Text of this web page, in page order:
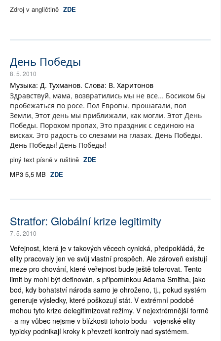
Zdroj v angličtině ZDE
День Победы
8. 5. 2010
Музыка: Д. Тухманов. Слова: В. Харитонов
Здравствуй, мама, возвратились мы не все... Босиком бы
пробежаться по росе. Пол Европы, прошагали, пол
Земли, Этот день мы приближали, как могли. Этот День
Победы. Порохом пропах, Это праздник с сединою на
висках. Это радость со слезами на глазах. День Победы.
День Победы! День Победы!
plný text písně v ruštině ZDE
MP3 5,5 MB ZDE
Stratfor: Globální krize legitimity
7. 5. 2010
Veřejnost, která je v takových věcech cynická, předpokládá, že
elity pracovaly jen ve svůj vlastní prospěch. Ale zároveň existují
meze pro chování, které veřejnost bude ještě tolerovat. Tento
limit by mohl být definován, s připomínkou Adama Smitha, jako
bod, kdy bohatství národa samo je ohroženo, tj., pokud systém
generuje výsledky, které poškozují stát. V extrémní podobě
mohou tyto krize delegitimizovat režimy. V nejextrémnější formě
- a my vůbec nejsme v blízkosti tohoto bodu - vojenské elity
typicky podnikají kroky k převzetí kontroly nad systémem.